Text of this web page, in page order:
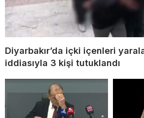
Diyarbakır’da içki içenleri
iddiasıyla 3 kişi tutuklandı